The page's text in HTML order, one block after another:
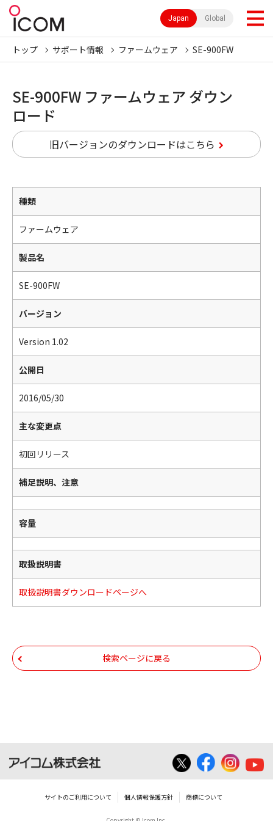
Japan Global
トップ サポート情報 ファームウェア SE-900FW
SE-900FW ファームウェア ダウン
ロード
旧バージョンのダウンロードはこちら
種類
ファームウェア
製品名
SE-900FW
バージョン
Version 1.02
公開日
2016/05/30
主な変更点
初回リリース
補足説明、注意
容量
取扱説明書
取扱説明書ダウンロードページへ
検索ページに戻る
サイトのご利用について 個人情報保護方針 商標について